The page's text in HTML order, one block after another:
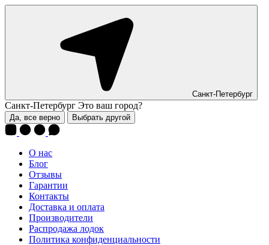
Санкт-Петербург
Санкт-Петербург Это ваш город?
Да, все верно Выбрать другой
О нас
Блог
Отзывы
Гарантии
Контакты
Доставка и оплата
Производители
Распродажа лодок
Политика конфиденциальности